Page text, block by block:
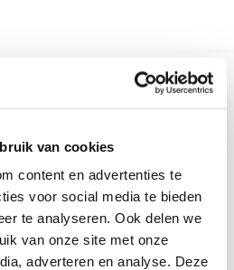
van cookies
content en advertenties te
voor social media te bieden
te analyseren. Ook delen we
van onze site met onze
adverteren en analyse. Deze
we stellen ook een
van alle benodigde
nieuwe ontwerp. Dit ontwerp
de uiteindelijke Eplan-
besturingskast.